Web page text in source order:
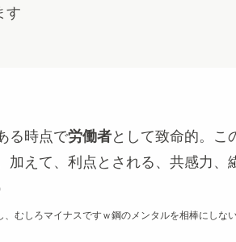
す
る時点で労働者として致命的。こ
加えて、利点とされる、共感力、
むしろマイナスですｗ鋼のメンタルを相棒にしない